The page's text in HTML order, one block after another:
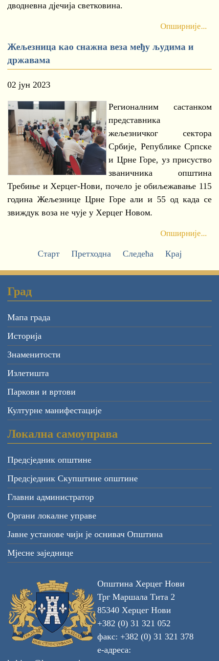
дводневна дјечија светковина.
Опширније...
Жељезница као снажна веза међу људима и
државама
02 јун 2023
Регионалним састанком
представника
жељезничког сектора
Србије, Републике Српске
и Црне Горе, уз присуство
званичника општина
Требиње и Херцег-Нови, почело је обиљежавање 115
година Жељезнице Црне Горе али и 55 од када се
звиждук воза не чује у Херцег Новом.
Опширније...
Старт Претходна Следећа Крај
Град
Мапа града
Историја
Знаменитости
Излетишта
Паркови и вртови
Културне манифестације
Локална самоуправа
Предсједник општине
Предсједник Скупштине општине
Главни администратор
Органи локалне управе
Јавне установе чији је оснивач Општина
Мјесне заједнице
Општина Херцег Нови
Трг Маршала Тита 2
85340 Херцег Нови
+382 (0) 31 321 052
факс: +382 (0) 31 321 378
е-адреса: